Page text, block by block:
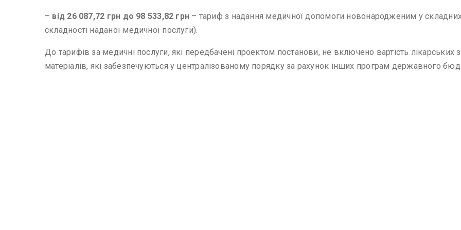
– від 26 087,72 грн до 98 533,82 грн – тариф з надання медичної допомоги новонародженим у
складності наданої медичної послуги).
До тарифів за медичні послуги, які передбачені проектом постанови, не включено вартість лікарських
матеріалів, які забезпечуються у централізованому порядку за рахунок інших програм державного